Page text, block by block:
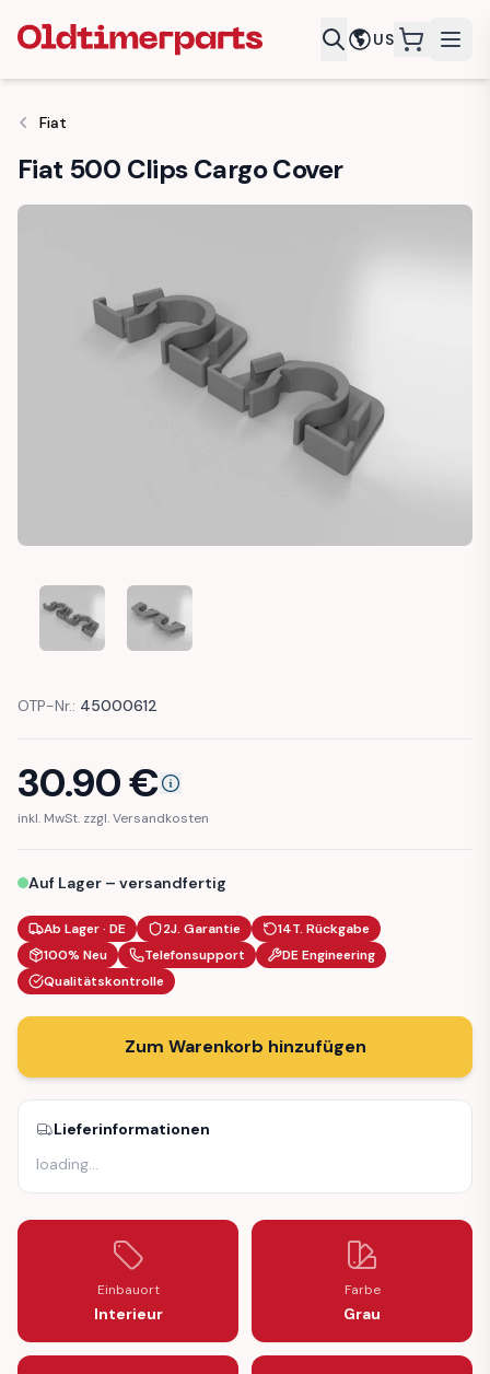
US
Fiat
Fiat 500 Clips Cargo Cover
FIAT 500 CLIPS CARGO COVER
FIAT 500 CLIPS CARGO COVER
OTP-Nr.: 45000612
30.90€
inkl. MwSt. zzgl. Versandkosten
Auf Lager – versandfertig
Ab Lager · DE 2J. Garantie
14T. Rückgabe
100% Neu
Telefonsupport
DE Engineering
Qualitätskontrolle
Zum Warenkorb hinzufügen
Lieferinformationen
loading…
Einbauort
Interieur
Farbe
Grau